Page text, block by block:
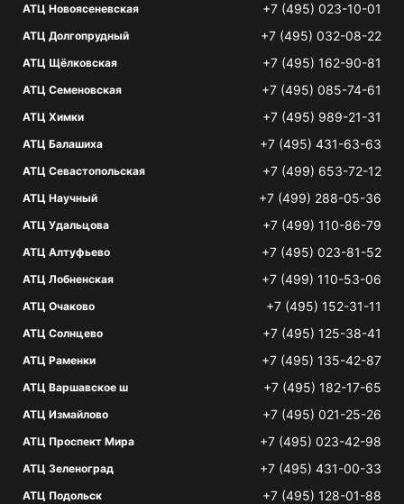
АТЦ Новоясеневская +7 (495) 023-10-01
АТЦ Долгопрудный +7 (495) 032-08-22
АТЦ Щёлковская +7 (495) 162-90-81
АТЦ Семеновская +7 (495) 085-74-61
АТЦ Химки +7 (495) 989-21-31
АТЦ Балашиха +7 (495) 431-63-63
АТЦ Севастопольская +7 (499) 653-72-12
АТЦ Научный +7 (499) 288-05-36
АТЦ Удальцова +7 (499) 110-86-79
АТЦ Алтуфьево +7 (495) 023-81-52
АТЦ Лобненская +7 (499) 110-53-06
АТЦ Очаково +7 (495) 152-31-11
АТЦ Солнцево +7 (495) 125-38-41
АТЦ Раменки +7 (495) 135-42-87
АТЦ Варшавское ш +7 (495) 182-17-65
АТЦ Измайлово +7 (495) 021-25-26
АТЦ Проспект Мира +7 (495) 023-42-98
АТЦ Зеленоград +7 (495) 431-00-33
АТЦ Подольск +7 (495) 128-01-88